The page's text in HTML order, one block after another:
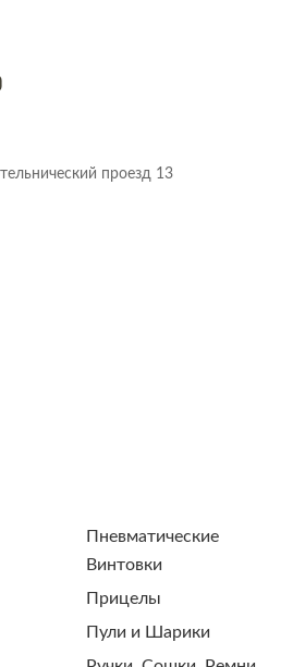
проезд 13
Пневматические
Винтовки
Прицелы
Пули и Шарики